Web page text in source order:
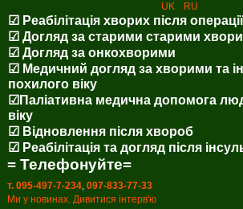
UK RU
☑ Реабілітація хворих після операції
☑ Догляд за старими старими
☑ Догляд за онкохворими
☑ Медичний догляд за хворими та
похилого віку
☑Паліативна медична допомога
віку
☑ Відновлення після хвороб
☑ Реабілітація та догляд після
= Телефонуйте=
т. 095-497-7-234, 097-833-77-33
Ми у новинах. Дивитися інтерв'ю